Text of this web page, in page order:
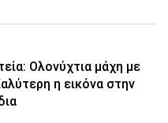
Ολονύχτια μάχη με
η εικόνα στην